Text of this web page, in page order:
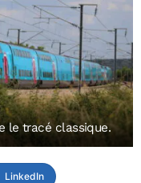
le tracé classique.
LinkedIn